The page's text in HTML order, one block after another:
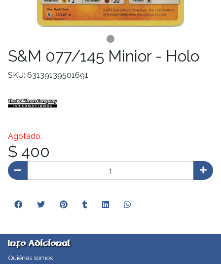
S&M 077/145 Minior - Holo
SKU: 63139139501691
Agotado.
$ 400
Info Adicional
Quiénes somos